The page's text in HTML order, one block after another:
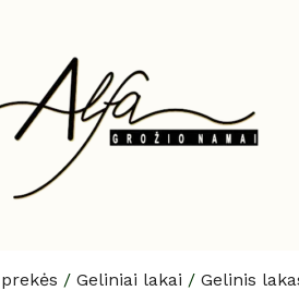
/ Geliniai lakai / Gelinis